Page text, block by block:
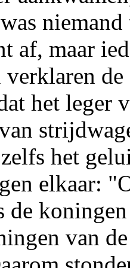
af, maar
het leger
het
elkaar:
de
van